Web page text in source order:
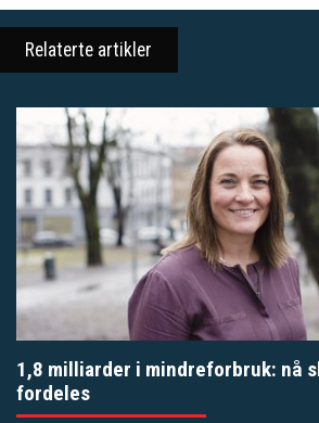
Relaterte artikler
1,8 milliarder i mindreforbruk: nå
fordeles